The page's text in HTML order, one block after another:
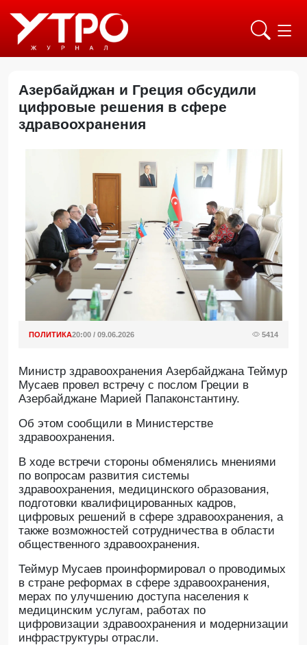
Азербайджан и Греция обсудили
цифровые решения в сфере
здравоохранения
ПОЛИТИКА20:00 / 09.06.2026 5414
Министр здравоохранения Азербайджана Теймур
Мусаев провел встречу с послом Греции в
Азербайджане Марией Папаконстантину.
Об этом сообщили в Министерстве
здравоохранения.
В ходе встречи стороны обменялись мнениями
по вопросам развития системы
здравоохранения, медицинского образования,
подготовки квалифицированных кадров,
цифровых решений в сфере здравоохранения, а
также возможностей сотрудничества в области
общественного здравоохранения.
Теймур Мусаев проинформировал о проводимых
в стране реформах в сфере здравоохранения,
мерах по улучшению доступа населения к
медицинским услугам, работах по
цифровизации здравоохранения и модернизации
инфраструктуры отрасли.